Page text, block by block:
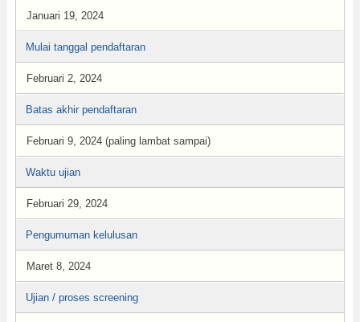
Januari 19, 2024
Mulai tanggal pendaftaran
Februari 2, 2024
Batas akhir pendaftaran
Februari 9, 2024 (paling lambat sampai)
Waktu ujian
Februari 29, 2024
Pengumuman kelulusan
Maret 8, 2024
Ujian / proses screening